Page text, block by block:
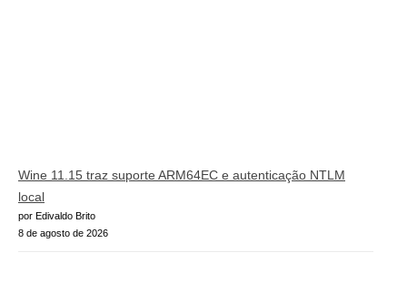
Wine 11.15 traz suporte ARM64EC e autenticação NTLM
local
por Edivaldo Brito
8 de agosto de 2026